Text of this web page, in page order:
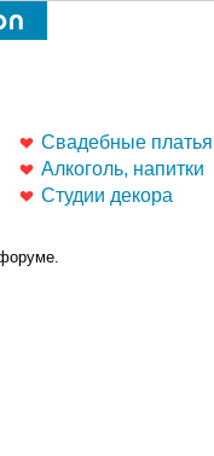
Свадебные платья
Алкоголь, напитки
Студии декора